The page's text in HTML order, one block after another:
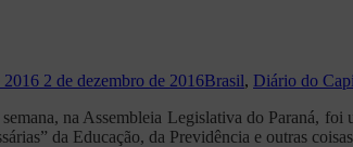
2016 2 de dezembro de 2016Brasil, Diário do
na Assembleia Legislativa do Paraná,
da Educação, da Previdência e outras